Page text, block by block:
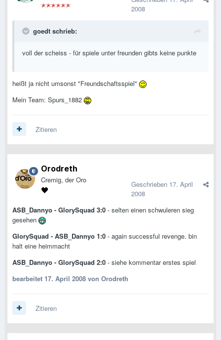
2008
goedt schrieb:
voll der scheiss - für spiele unter freunden gibts keine punkte
heißt ja nicht umsonst "Freundschaftsspiel"
Mein Team: Spurs_1882
Zitieren
Orodreth
Cremig, der Oro Geschrieben 17. April
2008
ASB_Dannyo - GlorySquad 3:0 - selten einen schwuleren sieg
gesehen
GlorySquad - ASB_Dannyo 1:0 - again successful revenge. bin
halt eine heimmacht
ASB_Dannyo - GlorySquad 2:0 - siehe kommentar erstes spiel
bearbeitet 17. April 2008 von Orodreth
Zitieren